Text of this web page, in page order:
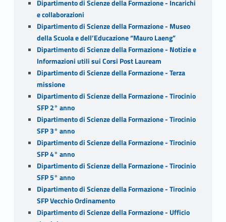
Dipartimento di Scienze della Formazione - Incarichi
e collaborazioni
Dipartimento di Scienze della Formazione - Museo
della Scuola e dell’Educazione “Mauro Laeng”
Dipartimento di Scienze della Formazione - Notizie e
Informazioni utili sui Corsi Post Lauream
Dipartimento di Scienze della Formazione - Terza
missione
Dipartimento di Scienze della Formazione - Tirocinio
SFP 2° anno
Dipartimento di Scienze della Formazione - Tirocinio
SFP 3° anno
Dipartimento di Scienze della Formazione - Tirocinio
SFP 4° anno
Dipartimento di Scienze della Formazione - Tirocinio
SFP 5° anno
Dipartimento di Scienze della Formazione - Tirocinio
SFP Vecchio Ordinamento
Dipartimento di Scienze della Formazione - Ufficio